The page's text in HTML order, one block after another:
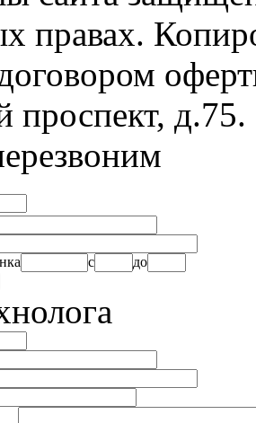
правах.
проспект, д.75.
с до